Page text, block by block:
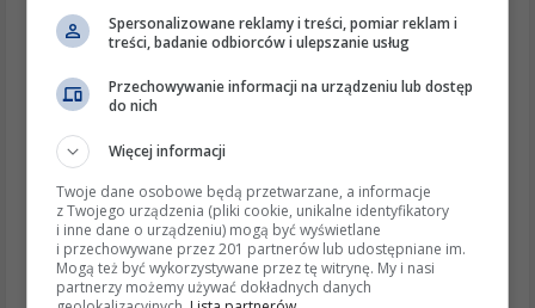
   Tea6100_makectrl = C
End Function
Co zwraca odczyt
TEA6100 wysyła:
Output data byte 1 — dwa 3-bitowe słowa ADC,
Output data byte 2—8-bitowy frequency
counter . (pe2bz.philpem.me.uk )
Spersonalizowane reklamy i treści, pomiar reklam i
treści, badanie odbiorców i ulepszanie usług
Przechowywanie informacji na urządzeniu lub dostęp
do nich
Więcej informacji
Twoje dane osobowe będą przetwarzane, a informacje
z Twojego urządzenia (pliki cookie, unikalne identyfikatory
i inne dane o urządzeniu) mogą być wyświetlane
i przechowywane przez 201 partnerów lub udostępniane im.
Mogą też być wykorzystywane przez tę witrynę. My i nasi
partnerzy możemy używać dokładnych danych